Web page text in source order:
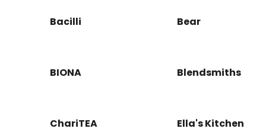
Bacilli Bear
BIONA Blendsmiths
ChariTEA Ella's Kitchen